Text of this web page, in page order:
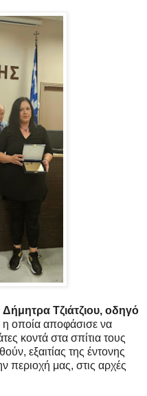
Δήμητρα Τζιάτζιου, οδηγό
η οποία αποφάσισε να
κοντά στα σπίτια τους
εξαιτίας της έντονης
μας, στις αρχές